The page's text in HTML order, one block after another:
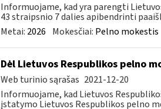
Informuojame, kad yra parengti
43 straipsnio 7 dalies apibendrinti
Metai: 2026 Mokesčiai: Pelno mokestis
Dėl Lietuvos Respublikos pelno
Web turinio sąrašas 2021-12-20
Informuojame, kad Lietuvos
įstatymo Lietuvos Respublikos pelno